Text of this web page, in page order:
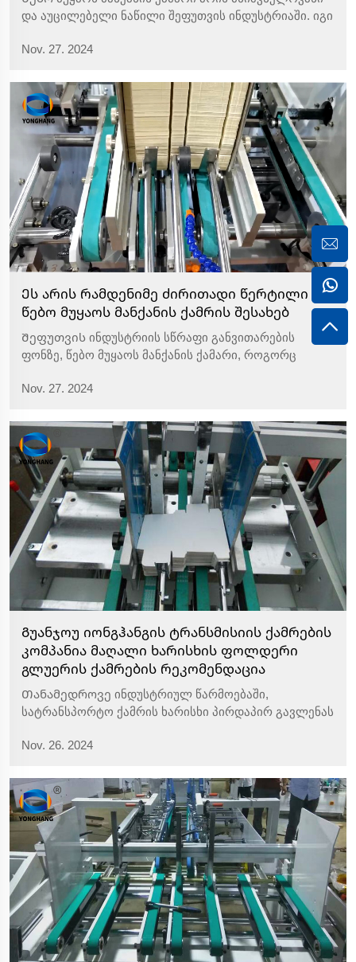
და აუცილებელი ნაწილი შეფუთვის ინდუსტრიაში. იგი
მასალისგან, რომელიც გამოირჩევა შესანიშნავი
არ არის ადვილი ასაკის მიღწევა ხანგრძლივი
გამოყენების შემდეგ. ეს ქამარი არის ვ...
Nov. 27. 2024
Ეს არის რამდენიმე ძირითადი წერტილი
წებო მუყაოს მანქანის ქამრის შესახებ
Შეფუთვის ინდუსტრიის სწრაფი განვითარების
ფონზე, წებო მუყაოს მანქანის ქამარი, როგორც
აქსესუარი, თანამედროვე წარმოების ხაზში თამაშობს
მანქანის ერთ-ერთი ძირითადი კომპონენტი, წებო
მუყაოს მანქანის ქამარი...
Nov. 27. 2024
Გუანჯოუ იონგჰანგის ტრანსმისიის ქამრების
კომპანია მაღალი ხარისხის ფოლდერი
გლუერის ქამრების რეკომენდაცია
Თანამედროვე ინდუსტრიულ წარმოებაში,
სატრანსპორტო ქამრის ხარისხი პირდაპირ გავლენას
ხარისხზე. გუანჯოუ იონგჰანგის ტრანსმისიის
მომხმარებლებს მაღალი ხარისხის სატრანსპორტო
ქამრების პროდუქტები, ა...
Nov. 26. 2024